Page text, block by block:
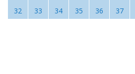
32
33 34 35 36 37